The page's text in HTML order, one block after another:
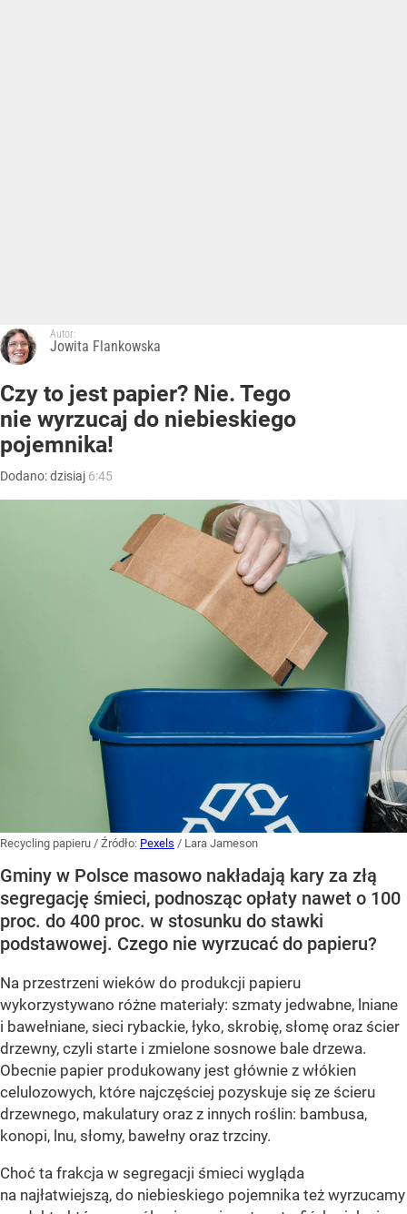
Autor:
Jowita Flankowska
Czy to jest papier? Nie. Tego
nie wyrzucaj do niebieskiego
pojemnika!
Dodano:dzisiaj 6:45
Recycling papieru / Źródło: Pexels / Lara Jameson
Gminy w Polsce masowo nakładają kary za złą
segregację śmieci, podnosząc opłaty nawet o 100
proc. do 400 proc. w stosunku do stawki
podstawowej. Czego nie wyrzucać do papieru?
Na przestrzeni wieków do produkcji papieru
wykorzystywano różne materiały: szmaty jedwabne, lniane
i bawełniane, sieci rybackie, łyko, skrobię, słomę oraz ścier
drzewny, czyli starte i zmielone sosnowe bale drzewa.
Obecnie papier produkowany jest głównie z włókien
celulozowych, które najczęściej pozyskuje się ze ścieru
drzewnego, makulatury oraz z innych roślin: bambusa,
konopi, lnu, słomy, bawełny oraz trzciny.
Choć ta frakcja w segregacji śmieci wygląda
na najłatwiejszą, do niebieskiego pojemnika też wyrzucamy